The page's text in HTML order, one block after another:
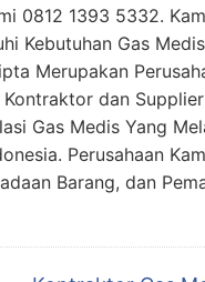
0812 1393 5332.
Kebutuhan Gas
Merupakan
dan Supplier
Gas Medis Yang
Perusahaan
Barang, dan